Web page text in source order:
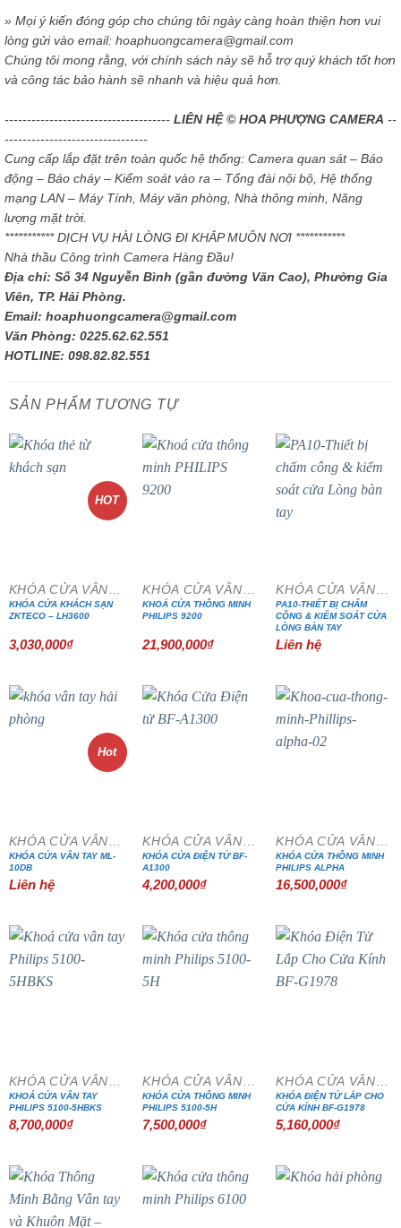
» Mọi ý kiến đóng góp cho chúng tôi ngày càng hoàn thiện hơn vui
lòng gửi vào email: hoaphuongcamera@gmail.com
Chúng tôi mong rằng, với chính sách này sẽ hỗ trợ quý khách tốt hơn
và công tác bảo hành sẽ nhanh và hiệu quả hơn.
------------------------------------- LIÊN HỆ © HOA PHƯỢNG CAMERA --
--------------------------------
Cung cấp lắp đặt trên toàn quốc hệ thống: Camera quan sát – Báo
động – Báo cháy – Kiểm soát vào ra – Tổng đài nội bộ, Hệ thống
mạng LAN – Máy Tính, Máy văn phòng, Nhà thông minh, Năng
lượng mặt trời.
*********** DỊCH VỤ HÀI LÒNG ĐI KHẮP MUÔN NƠI ***********
Nhà thầu Công trình Camera Hàng Đầu!
Địa chỉ: Số 34 Nguyễn Bình (gần đường Văn Cao), Phường Gia
Viên, TP. Hải Phòng.
Email: hoaphuongcamera@gmail.com
Văn Phòng: 0225.62.62.551
HOTLINE: 098.82.82.551
SẢN PHẨM TƯƠNG TỰ
HOT
KHÓA CỬA KHÁCH SẠN
ZKTECO – LH3600
3,030,000₫
KHOÁ CỬA THÔNG MINH
PHILIPS 9200
21,900,000₫
PA10-THIẾT BỊ CHẤM
CÔNG & KIỂM SOÁT CỬA
LÒNG BÀN TAY
Liên hệ
Hot
KHÓA CỬA VÂN TAY ML-
10DB
Liên hệ
KHÓA CỬA ĐIỆN TỬ BF-
A1300
4,200,000₫
KHÓA CỬA THÔNG MINH
PHILIPS ALPHA
16,500,000₫
KHOÁ CỬA VÂN TAY
PHILIPS 5100-5HBKS
8,700,000₫
KHÓA CỬA THÔNG MINH
PHILIPS 5100-5H
7,500,000₫
KHÓA ĐIỆN TỬ LẮP CHO
CỬA KÍNH BF-G1978
5,160,000₫